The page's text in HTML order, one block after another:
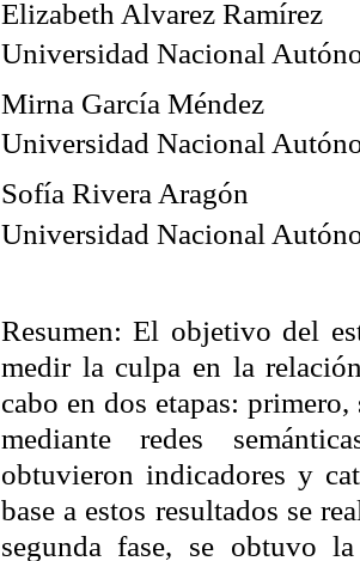
Elizabeth Alvarez Ramírez
Universidad Nacional
Mirna García Méndez
Universidad Nacional
Sofía Rivera Aragón
Universidad Nacional
Resumen:El objetivo del
medir la culpa en la
cabo en dos etapas:
mediante redes
obtuvieron indicadores y
base a estos resultados se
segunda fase, se obtuvo